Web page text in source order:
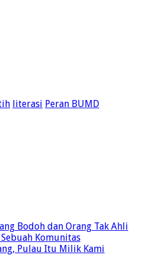
literasi Peran BUMD
Bodoh dan Orang Tak Ahli
Komunitas
Pulau Itu Milik Kami